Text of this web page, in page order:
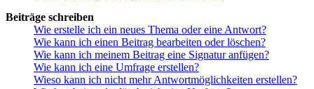
Beiträge schreiben
Wie erstelle ich ein neues Thema oder eine Antwort?
Wie kann ich einen Beitrag bearbeiten oder löschen?
Wie kann ich meinem Beitrag eine Signatur anfügen?
Wie kann ich eine Umfrage erstellen?
Wieso kann ich nicht mehr Antwortmöglichkeiten erstellen?